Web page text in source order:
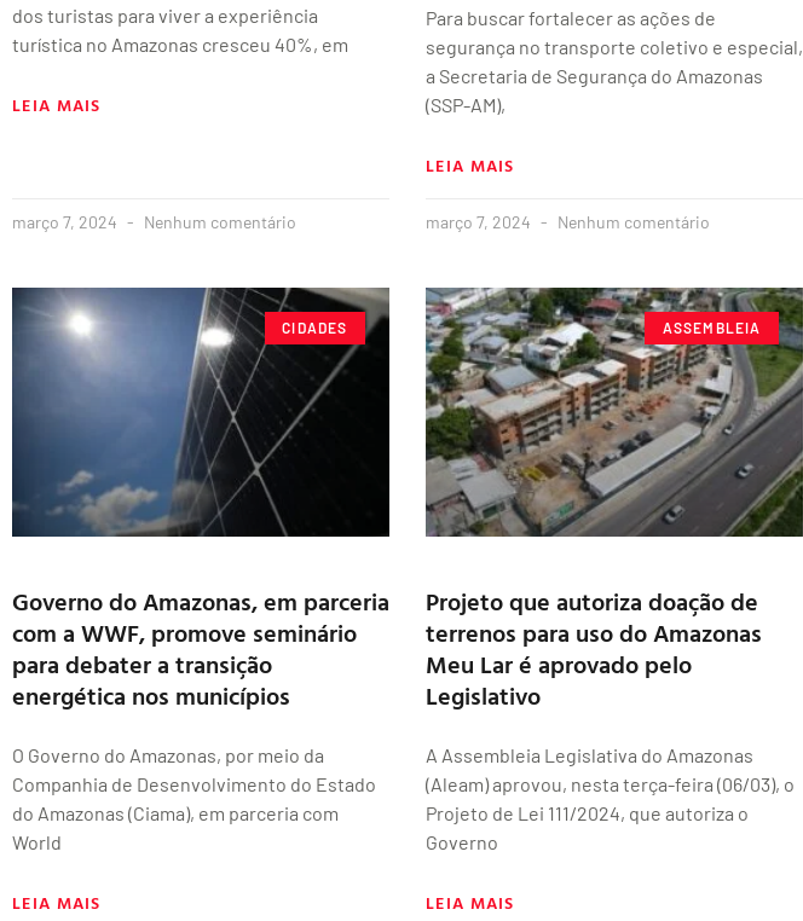
dos turistas para viver a experiência
turística no Amazonas cresceu 40%, em
LEIA MAIS
março 7, 2024 Nenhum comentário
Para buscar fortalecer as ações de
segurança no transporte coletivo e especial,
a Secretaria de Segurança do Amazonas
(SSP-AM),
LEIA MAIS
março 7, 2024 Nenhum comentário
CIDADES
Governo do Amazonas, em parceria
com a WWF, promove seminário
para debater a transição
energética nos municípios
O Governo do Amazonas, por meio da
Companhia de Desenvolvimento do Estado
do Amazonas (Ciama), em parceria com
World
LEIA MAIS
ASSEMBLEIA
Projeto que autoriza doação de
terrenos para uso do Amazonas
Meu Lar é aprovado pelo
Legislativo
A Assembleia Legislativa do Amazonas
(Aleam) aprovou, nesta terça-feira (06/03), o
Projeto de Lei 111/2024, que autoriza o
Governo
LEIA MAIS